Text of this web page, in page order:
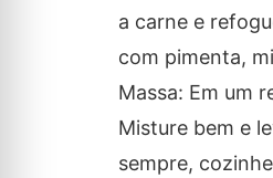
a carne e
com pimenta,
Massa: Em um
Misture bem e
sempre,